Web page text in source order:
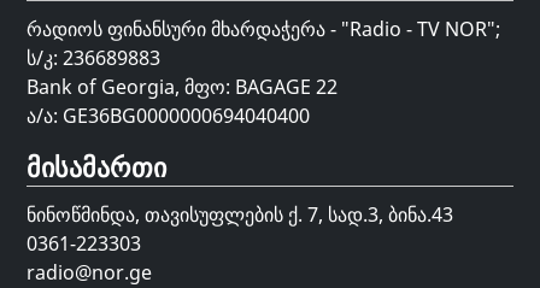
რადიოს ფინანსური მხარდაჭერა - "Radio - TV NOR";
ს/კ: 236689883
Bank of Georgia, მფო: BAGAGE 22
ა/ა: GE36BG0000000694040400
მისამართი
ნინოწმინდა, თავისუფლების ქ. 7, სად.3, ბინა.43
0361-223303
radio@nor.ge